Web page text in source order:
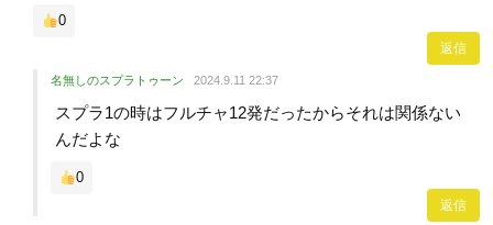
0
返信
名無しのスプラトゥーン 2024.9.11 22:37
スプラ1の時はフルチャ12発だったからそれは関係ない
んだよな
0
返信